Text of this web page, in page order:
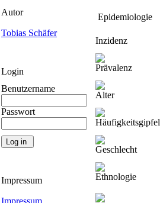
Autor
Tobias Schäfer
Login
Benutzername
Passwort
Impressum
Impressum
Epidemiologie
Inzidenz
Prävalenz
Alter
Häufigkeitsgipfel
Geschlecht
Ethnologie